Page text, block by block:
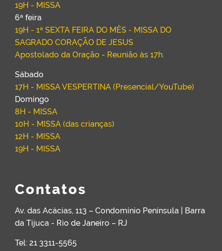
19H - MISSA
6ª feira
19H - 1ª SEXTA FEIRA DO MÊS - MISSA DO
SAGRADO CORAÇÃO DE JESUS
Apostolado da Oração - Reunião às 17h.
Sábado
17H - MISSA VESPERTINA (Presencial/YouTube)
Domingo
8H - MISSA
10H - MISSA (das crianças)
12H - MISSA
19H - MISSA
Contatos
Av. das Acácias, 113 – Condomínio Península | Barra
da Tijuca - Rio de Janeiro – RJ
Tel: 21 3311-5565